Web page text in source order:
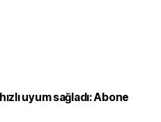
uyum sağladı: Abone